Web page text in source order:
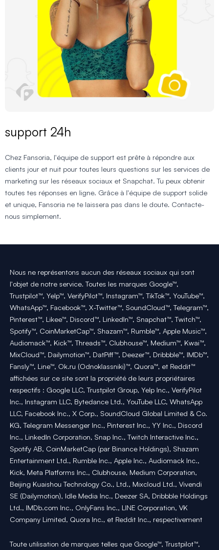
support 24h
Chez Fansoria, l'équipe de support est prête à répondre aux
clients jour et nuit pour toutes leurs questions sur les services de
marketing sur les réseaux sociaux et Snapchat. Tu peux obtenir
toutes tes réponses en ligne. Grâce à l'équipe de support solide
et unique, Fansoria ne te laissera pas dans le doute. Contacte-
nous simplement.
Nous ne représentons aucun des réseaux sociaux qui sont
l'objet de notre service. Toutes les marques Google™,
Trustpilot™, Yelp™, VerifyPilot™, Instagram™, TikTok™, YouTube™,
WhatsApp™, Facebook™, X-Twitter™, SoundCloud™, Telegram™,
Pinterest™, Likee™, Discord™, LinkedIn™, Snapchat™, Twitch™,
Spotify™, CoinMarketCap™, Shazam™, Rumble™, Apple Music™,
Audiomack™, Kick™, Threads™, Clubhouse™, Medium™, Kwai™,
MixCloud™, Dailymotion™, DatPiff™, Deezer™, Dribbble™, IMDb™,
Fansly™, Line™, Ok.ru (Odnoklassniki)™, Quora™, et Reddit™
affichées sur ce site sont la propriété de leurs propriétaires
respectifs : Google LLC, Trustpilot Group, Yelp Inc., VerifyPilot
Inc., Instagram LLC, Bytedance Ltd., YouTube LLC, WhatsApp
LLC, Facebook Inc., X Corp., SoundCloud Global Limited & Co.
KG, Telegram Messenger Inc., Pinterest Inc., YY Inc., Discord
Inc., LinkedIn Corporation, Snap Inc., Twitch Interactive Inc.,
Spotify AB, CoinMarketCap (par Binance Holdings), Shazam
Entertainment Ltd., Rumble Inc., Apple Inc., Audiomack Inc.,
Kick, Meta Platforms Inc., Clubhouse, Medium Corporation,
Beijing Kuaishou Technology Co., Ltd., Mixcloud Ltd., Vivendi
SE (Dailymotion), Idle Media Inc., Deezer SA, Dribbble Holdings
Ltd., IMDb.com Inc., OnlyFans Inc., LINE Corporation, VK
Company Limited, Quora Inc., et Reddit Inc., respectivement
Toute utilisation de marques telles que Google™, Trustpilot™,